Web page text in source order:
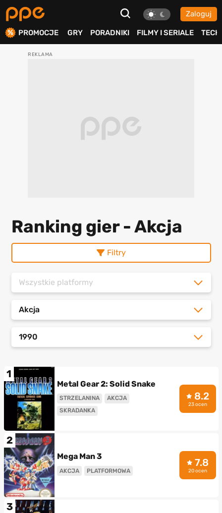
Zaloguj
PROMOCJE GRY PORADNIKI FILMY I SERIALE TECH
Ranking gier - Akcja
Filtry
Wszystkie platformy
Akcja
1990
1
Metal Gear 2: Solid Snake
STRZELANINA
AKCJA
SKRADANKA
8.2
23 ocen
2
Mega Man 3
AKCJA PLATFORMOWA
7.8
20 ocen
3